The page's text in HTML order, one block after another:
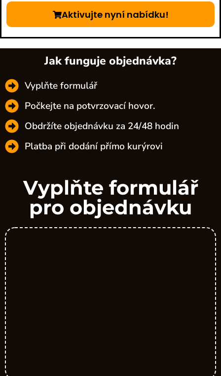
Aktivujte nyní nabídku!
Jak funguje objednávka?
Vyplňte formulář
Počkejte na potvrzovací hovor.
Obdržíte objednávku za 24/48 hodin
Platba při dodání přímo kurýrovi
Vyplňte formulář
pro objednávku